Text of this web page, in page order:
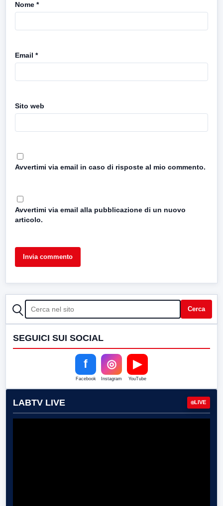
Nome *
Email *
Sito web
Avvertimi via email in caso di risposte al mio commento.
Avvertimi via email alla pubblicazione di un nuovo
articolo.
CERCA Cerca
SEGUICI SUI SOCIAL
f
Facebook
◎
Instagram
▶
YouTube
LABTV LIVE LIVE